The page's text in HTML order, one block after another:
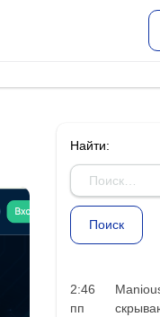
Найти:
2:46
пп